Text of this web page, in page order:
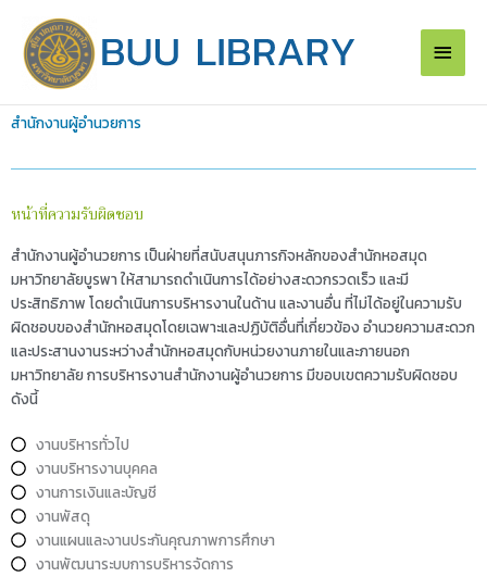
content
Main
สำนักงานผู้อำนวยการ
หน้าที่ความรับผิดชอบ
สำนักงานผู้อำนวยการ เป็นฝ่ายที่สนับสนุนภารกิจหลักของสำนักหอสมุด
มหาวิทยาลัยบูรพา ให้สามารถดำเนินการได้อย่างสะดวกรวดเร็ว และมี
ประสิทธิภาพ โดยดำเนินการบริหารงานในด้าน และงานอื่น ที่ไม่ได้อยู่ในความรับ
ผิดชอบของสำนักหอสมุดโดยเฉพาะและปฏิบัติอื่นที่เกี่ยวข้อง อำนวยความสะดวก
และประสานงานระหว่างสำนักหอสมุดกับหน่วยงานภายในและภายนอก
มหาวิทยาลัย การบริหารงานสำนักงานผู้อำนวยการ มีขอบเขตความรับผิดชอบ
ดังนี้
งานบริหารทั่วไป
งานบริหารงานบุคคล
งานการเงินและบัญชี
งานพัสดุ
งานแผนและงานประกันคุณภาพการศึกษา
งานพัฒนาระบบการบริหารจัดการ